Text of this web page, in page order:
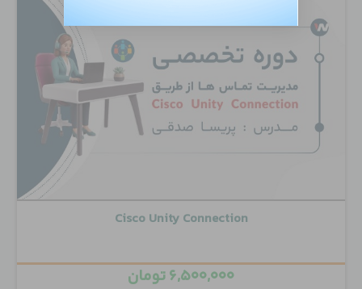
Cisco Unity Connection
۶,۵۰۰,۰۰۰تومان